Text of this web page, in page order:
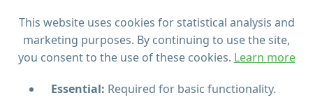
This website uses cookies for statistical analysis and
marketing purposes. By continuing to use the site,
you consent to the use of these cookies. Learn more
Essential: Required for basic functionality.